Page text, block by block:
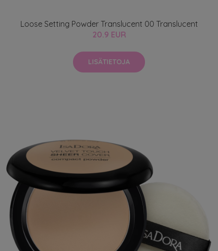
Loose Setting Powder Translucent 00 Translucent
20.9 EUR
LISÄTIETOJA